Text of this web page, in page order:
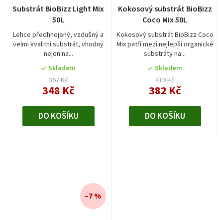
Substrát BioBizz Light Mix
50L
Lehce předhnojený, vzdušný a
velmi kvalitní substrát, vhodný
nejen na...
Skladem
367 Kč
348 Kč
DO KOŠÍKU
Kokosový substrát BioBizz
Coco Mix 50L
Kokosový substrát BioBizz Coco
Mix patří mezi nejlepší organické
substráty na...
Skladem
419 Kč
382 Kč
DO KOŠÍKU
–7 %